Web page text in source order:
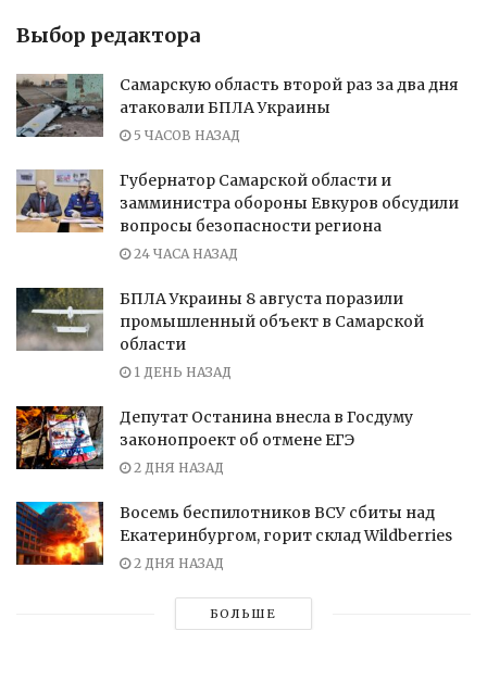
Выбор редактора
Самарскую область второй раз за два дня
атаковали БПЛА Украины
5 ЧАСОВ НАЗАД
Губернатор Самарской области и
замминистра обороны Евкуров обсудили
вопросы безопасности региона
24 ЧАСА НАЗАД
БПЛА Украины 8 августа поразили
промышленный объект в Самарской
области
1 ДЕНЬ НАЗАД
Депутат Останина внесла в Госдуму
законопроект об отмене ЕГЭ
2 ДНЯ НАЗАД
Восемь беспилотников ВСУ сбиты над
Екатеринбургом, горит склад Wildberries
2 ДНЯ НАЗАД
БОЛЬШЕ